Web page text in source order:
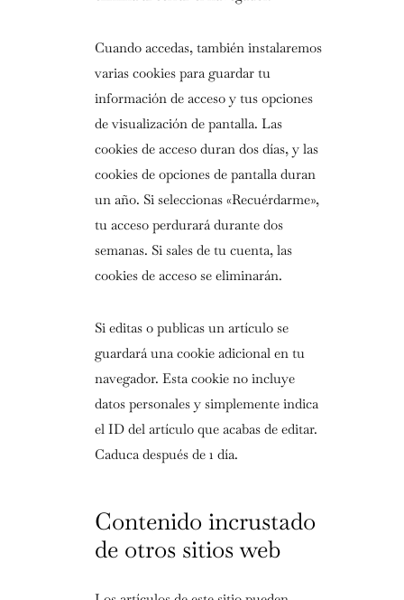
Cuando accedas, también instalaremos
varias cookies para guardar tu
información de acceso y tus opciones
de visualización de pantalla. Las
cookies de acceso duran dos días, y las
cookies de opciones de pantalla duran
un año. Si seleccionas «Recuérdarme»,
tu acceso perdurará durante dos
semanas. Si sales de tu cuenta, las
cookies de acceso se eliminarán.
Si editas o publicas un artículo se
guardará una cookie adicional en tu
navegador. Esta cookie no incluye
datos personales y simplemente indica
el ID del artículo que acabas de editar.
Caduca después de 1 día.
Contenido incrustado
de otros sitios web